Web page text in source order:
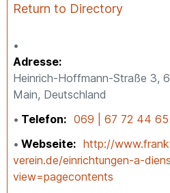
Return to Directory
Adresse
Heinrich-Hoffmann-Straße 3,
Main, Deutschland
Telefon
069 | 67 72 44 65
Webseite
http://
verein.de/einrichtungen-a-
view=pagecontents